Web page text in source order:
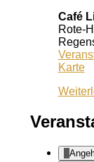
Café
Rote-
Karte